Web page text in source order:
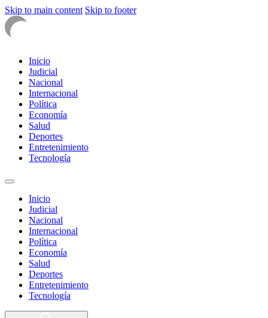
Skip to main content Skip to footer
Inicio
Judicial
Nacional
Internacional
Política
Economía
Salud
Deportes
Entretenimiento
Tecnología
Inicio
Judicial
Nacional
Internacional
Política
Economía
Salud
Deportes
Entretenimiento
Tecnología